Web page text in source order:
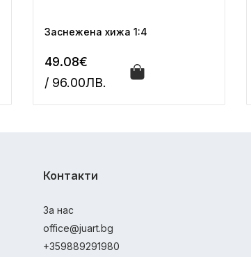
Заснежена хижа 1:4
49.08€
/ 96.00ЛВ.
Контакти
За нас
office@juart.bg
+359889291980